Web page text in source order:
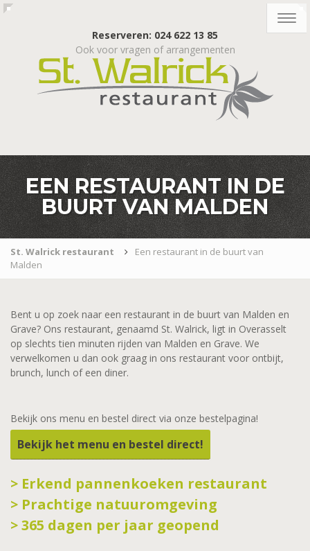
Reserveren: 024 622 13 85
Ook voor vragen of arrangementen
EEN RESTAURANT IN DE
BUURT VAN MALDEN
St. Walrick restaurant
Een restaurant in de buurt van
Malden
Bent u op zoek naar een restaurant in de buurt van Malden en
Grave? Ons restaurant, genaamd St. Walrick, ligt in Overasselt
op slechts tien minuten rijden van Malden en Grave. We
verwelkomen u dan ook graag in ons restaurant voor ontbijt,
brunch, lunch of een diner.
Bekijk ons menu en bestel direct via onze bestelpagina!
Bekijk het menu en bestel direct!
> Erkend pannenkoeken restaurant
> Prachtige natuuromgeving
> 365 dagen per jaar geopend